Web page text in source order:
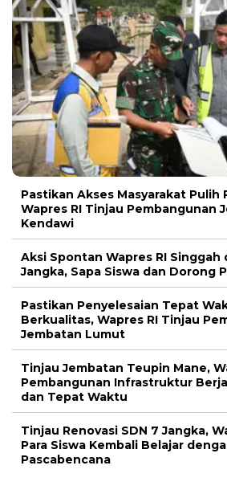
Pastikan Akses Masyarakat Pulih
Wapres RI Tinjau Pembangunan
Kendawi
Aksi Spontan Wapres RI Singgah
Jangka, Sapa Siswa dan Dorong
Pastikan Penyelesaian Tepat
Berkualitas, Wapres RI Tinjau
Jembatan Lumut
Tinjau Jembatan Teupin Mane,
Pembangunan Infrastruktur
dan Tepat Waktu
Tinjau Renovasi SDN 7 Jangka,
Para Siswa Kembali Belajar
Pascabencana